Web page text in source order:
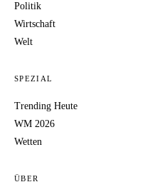
Politik
Wirtschaft
Welt
SPEZIAL
Trending Heute
WM 2026
Wetten
ÜBER